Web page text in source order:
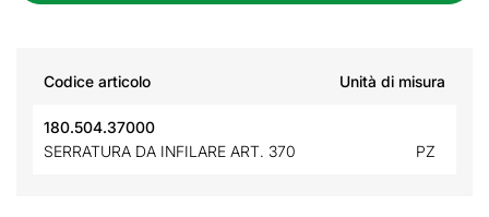
Codice articolo Unità di misura
180.504.37000
SERRATURA DA INFILARE ART. 370
PZ